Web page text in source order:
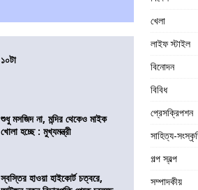
১০টা
শুধু মসজিদ না, মন্দির থেকেও মাইক
খোলা হচ্ছে : মুখ্যমন্ত্রী
স্বস্তির হাওয়া হাইকোর্ট চত্বরে,
খেলা
লাইফ স্টাইল
বিনোদন
বিবিধ
প্রেসক্রিপশন
সাহিত্য-
গল্প স্বল্প
সম্পাদকীয়